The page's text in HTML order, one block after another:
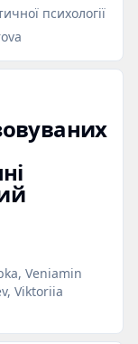
психології
Veniamin
Viktoriia